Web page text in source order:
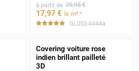
à partir de 29,95 €
17,97 € le m²*
*****
GLOSS-4444a
Covering voiture rose
indien brillant pailleté
3D